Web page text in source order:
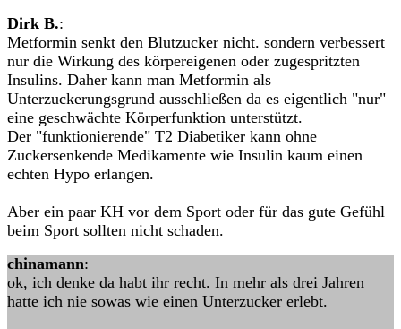
Dirk B.:
Metformin senkt den Blutzucker nicht. sondern verbessert
nur die Wirkung des körpereigenen oder zugespritzten
Insulins. Daher kann man Metformin als
Unterzuckerungsgrund ausschließen da es eigentlich "nur"
eine geschwächte Körperfunktion unterstützt.
Der "funktionierende" T2 Diabetiker kann ohne
Zuckersenkende Medikamente wie Insulin kaum einen
echten Hypo erlangen.
Aber ein paar KH vor dem Sport oder für das gute Gefühl
beim Sport sollten nicht schaden.
chinamann:
ok, ich denke da habt ihr recht. In mehr als drei Jahren
hatte ich nie sowas wie einen Unterzucker erlebt.